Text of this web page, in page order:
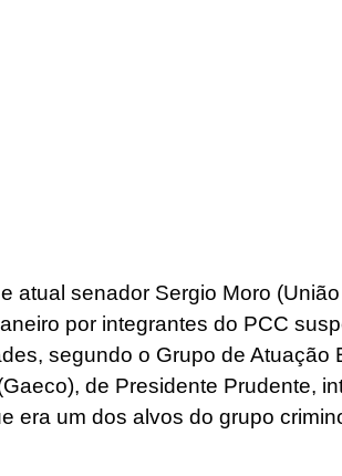
atual senador Sergio Moro
por integrantes do PCC
segundo o Grupo de Atuação
de Presidente Prudente,
era um dos alvos do grupo